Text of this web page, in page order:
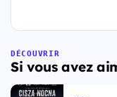
DÉCOUVRIR
Si vous avez